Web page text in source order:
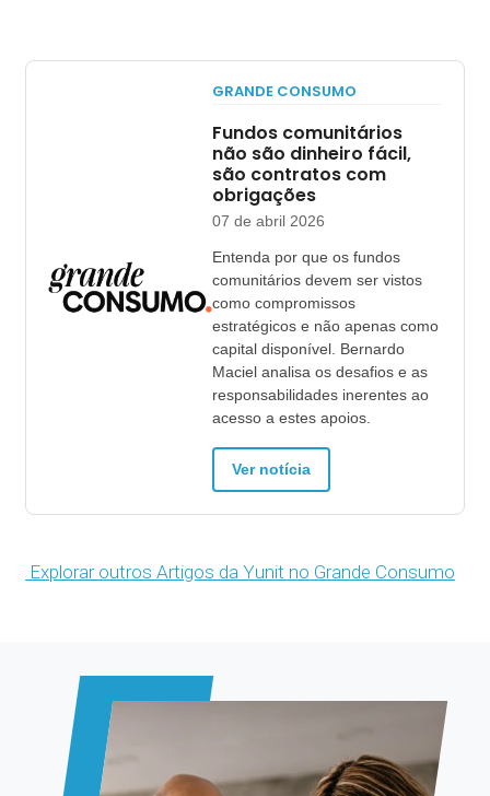
GRANDE CONSUMO
Fundos comunitários
não são dinheiro fácil,
são contratos com
obrigações
07 de abril 2026
Entenda por que os fundos
comunitários devem ser vistos
como compromissos
estratégicos e não apenas como
capital disponível. Bernardo
Maciel analisa os desafios e as
responsabilidades inerentes ao
acesso a estes apoios.
Ver notícia
Explorar outros Artigos da Yunit no Grande Consumo